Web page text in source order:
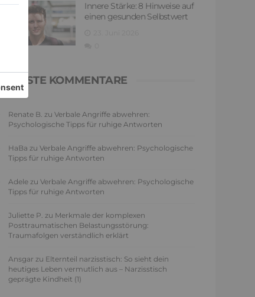
Innere Stärke: 8 Hinweise auf
einen gesunden Selbstwert
NEUESTE KOMMENTARE
Renate B. zu Verbale Angriffe abwehren:
Psychologische Tipps für ruhige Antworten
HaBa zu Verbale Angriffe abwehren: Psychologische
Tipps für ruhige Antworten
Adele zu Verbale Angriffe abwehren: Psychologische
Tipps für ruhige Antworten
Juliette P. zu Merkmale der komplexen
Posttraumatischen Belastungsstörung:
Traumafolgen verständlich erklärt
Ansgar zu Elternteil narzisstisch: So sieht dein
heutiges Leben vermutlich aus – Narzisstisch
geprägte Kindheit (1)